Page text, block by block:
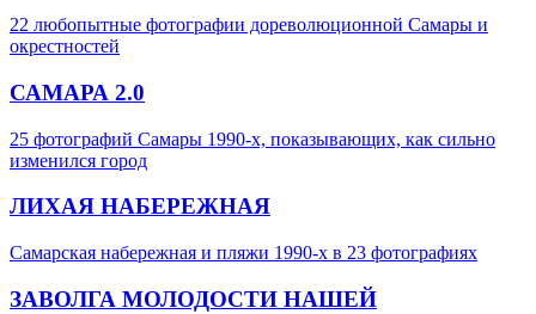
22 любопытные фотографии дореволюционной Самары и
окрестностей
САМАРА 2.0
25 фотографий Самары 1990-х, показывающих, как сильно
изменился город
ЛИХАЯ НАБЕРЕЖНАЯ
Самарская набережная и пляжи 1990-х в 23 фотографиях
ЗАВОЛГА МОЛОДОСТИ НАШЕЙ